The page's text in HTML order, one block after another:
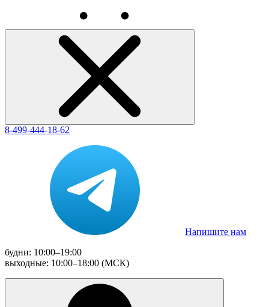
8-499-444-18-62
Напишите нам
будни: 10:00–19:00
выходные: 10:00–18:00 (МСК)